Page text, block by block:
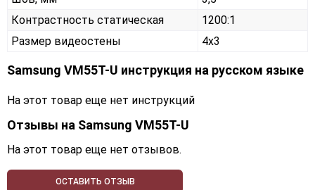
Контрастность статическая
1200:1
Размер видеостены
4x3
Samsung VM55T-U инструкция на русском языке
На этот товар еще нет инструкций
Отзывы на Samsung VM55T-U
На этот товар еще нет отзывов.
ОСТАВИТЬ ОТЗЫВ